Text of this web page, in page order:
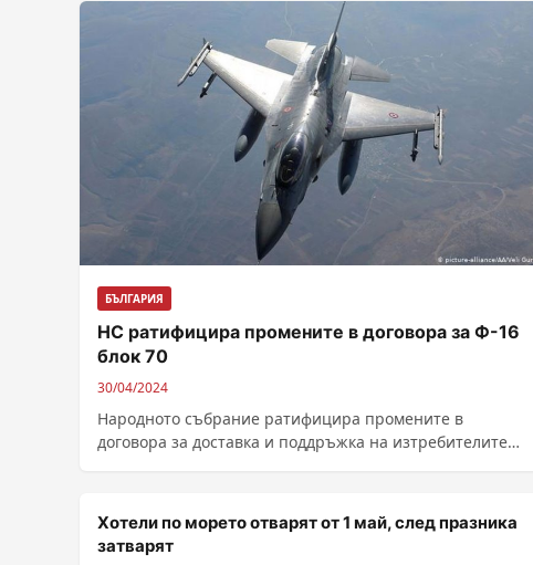
БЪЛГАРИЯ
НС ратифицира промените в договора за Ф-16
блок 70
30/04/2024
Народното събрание ратифицира промените в
договора за доставка и поддръжка на изтребителите
Хотели по морето отварят от 1 май, след празника
затварят